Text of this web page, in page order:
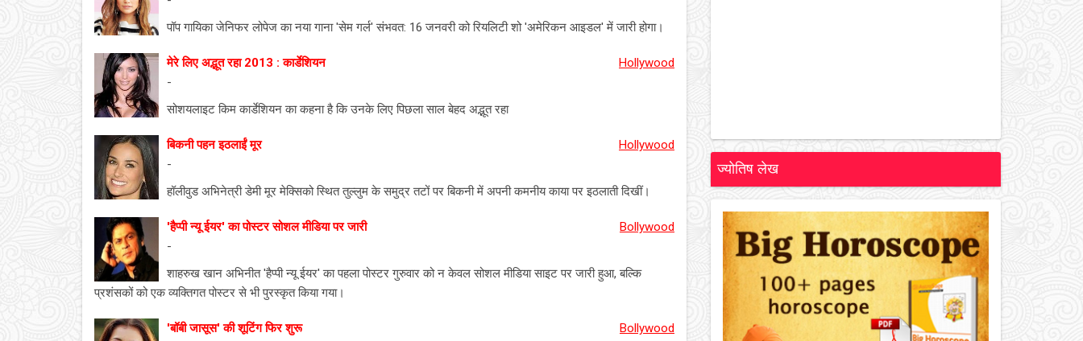
पॉप गायिका जेनिफर लोपेज का नया गाना 'सेम गर्ल' संभवत: 16 जनवरी को रियलिटी शो 'अमेरिकन आइडल' में जारी होगा।
मेरे लिए अद्भूत रहा 2013 : कार्डेशियन
Hollywood
-
सोशयलाइट किम कार्डेशियन का कहना है कि उनके लिए पिछला साल बेहद अद्भूत रहा
बिकनी पहन इठलाईं मूर
Hollywood
-
हॉलीवुड अभिनेत्री डेमी मूर मेक्सिको स्थित तुल्लुम के समुद्र तटों पर बिकनी में अपनी कमनीय काया पर इठलाती दिखीं।
'हैप्पी न्यू ईयर' का पोस्टर सोशल मीडिया पर जारी
Bollywood
-
शाहरुख खान अभिनीत 'हैप्पी न्यू ईयर' का पहला पोस्टर गुरुवार को न केवल सोशल मीडिया साइट पर जारी हुआ, बल्कि
प्रशंसकों को एक व्यक्तिगत पोस्टर से भी पुरस्कृत किया गया।
'बॉबी जासूस' की शूटिंग फिर शुरू
Bollywood
ज्योतिष लेख